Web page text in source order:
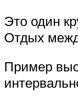
Это один
Отдых
Пример